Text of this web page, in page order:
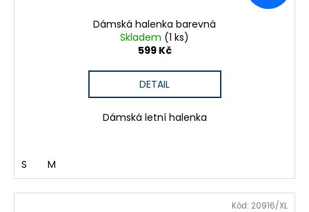
Dámská halenka barevná
Skladem (1 ks)
599 Kč
DETAIL
Dámská letní halenka
S M
Kód: 20916/XL